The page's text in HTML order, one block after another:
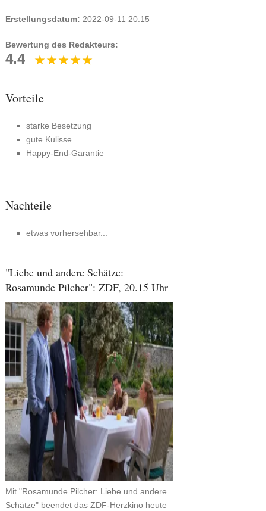
Erstellungsdatum: 2022-09-11 20:15
Bewertung des Redakteurs:
4.4
Vorteile
starke Besetzung
gute Kulisse
Happy-End-Garantie
Nachteile
etwas vorhersehbar...
"Liebe und andere Schätze:
Rosamunde Pilcher": ZDF, 20.15 Uhr
Mit "Rosamunde Pilcher: Liebe und andere
Schätze" beendet das ZDF-Herzkino heute